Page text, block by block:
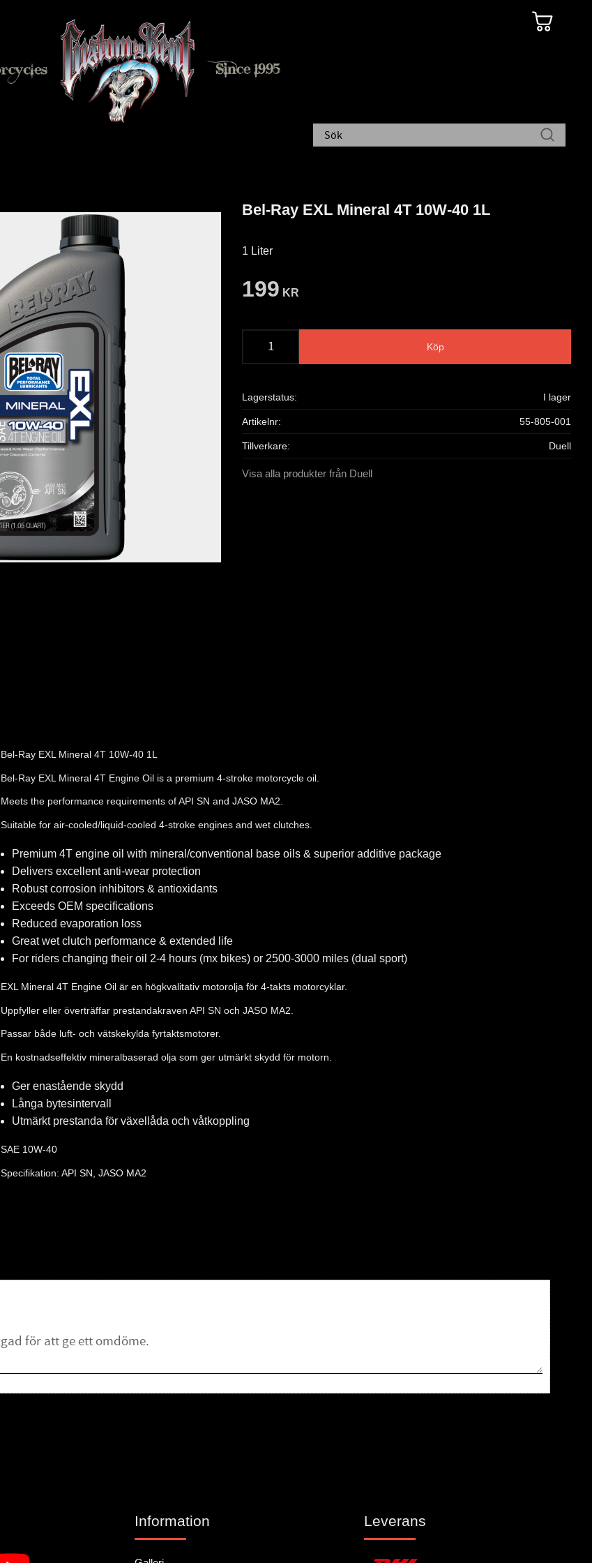
Bel-Ray EXL Mineral 4T 10W-40 1L
1 Liter
199 KR
Köp
Lagerstatus I lager
Artikelnr 55-805-001
Tillverkare Duell
Visa alla produkter från Duell
Bel-Ray EXL Mineral 4T 10W-40 1L
Bel-Ray EXL Mineral 4T Engine Oil is a premium 4-stroke motorcycle oil.
Meets the performance requirements of API SN and JASO MA2.
Suitable for air-cooled/liquid-cooled 4-stroke engines and wet clutches.
Premium 4T engine oil with mineral/conventional base oils & superior additive package
Delivers excellent anti-wear protection
Robust corrosion inhibitors & antioxidants
Exceeds OEM specifications
Reduced evaporation loss
Great wet clutch performance & extended life
For riders changing their oil 2-4 hours (mx bikes) or 2500-3000 miles (dual sport)
EXL Mineral 4T Engine Oil är en högkvalitativ motorolja för 4-takts motorcyklar.
Uppfyller eller överträffar prestandakraven API SN och JASO MA2.
Passar både luft- och vätskekylda fyrtaktsmotorer.
En kostnadseffektiv mineralbaserad olja som ger utmärkt skydd för motorn.
Ger enastående skydd
Långa bytesintervall
Utmärkt prestanda för växellåda och våtkoppling
SAE 10W-40
Specifikation: API SN, JASO MA2
Information Leverans